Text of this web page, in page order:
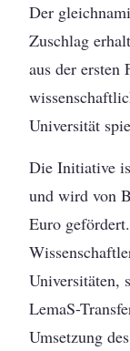
Der
Zuschlag
aus der ersten
Universität
Die Initiative
und wird von
Euro
Universitäten,
LemaS-
Umsetzung